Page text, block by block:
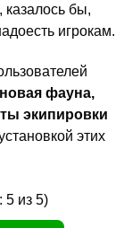
бы,
игрокам.
фауна,
экипировки
этих
5 из 5)